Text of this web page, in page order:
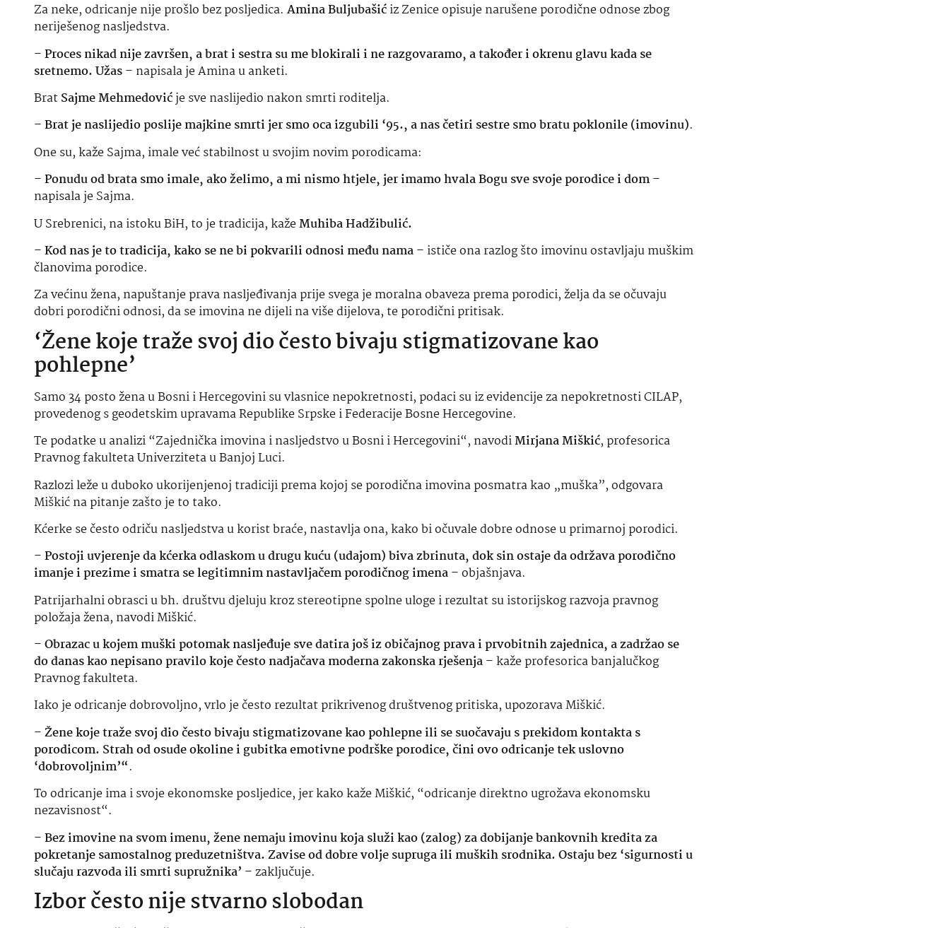
Za neke, odricanje nije prošlo bez posljedica. Amina Buljubašićiz Zenice opisuje narušene porodične odnose zbog
neriješenog nasljedstva.
–Proces nikad nije završen, a brat i sestra su me blokirali i ne razgovaramo, a također i okrenu glavu kada se
sretnemo. Užas– napisala je Amina u anketi.
BratSajme Mehmedovićje sve naslijedio nakon smrti roditelja.
–Brat je naslijedio poslije majkine smrti jer smo oca izgubili ‘95., a nas četiri sestre smo bratu poklonile (imovinu).
One su, kaže Sajma, imale već stabilnost u svojim novim porodicama:
–Ponudu od brata smo imale, ako želimo, a mi nismo htjele, jer imamo hvala Bogu sve svoje porodice i dom–
napisala je Sajma.
U Srebrenici, na istoku BiH, to je tradicija, kažeMuhiba Hadžibulić.
–Kod nas je to tradicija, kako se ne bi pokvarili odnosi među nama– ističe ona razlog što imovinu ostavljaju muškim
članovima porodice.
Za većinu žena, napuštanje prava nasljeđivanja prije svega je moralna obaveza prema porodici, želja da se očuvaju
dobri porodični odnosi, da se imovina ne dijeli na više dijelova, te porodični pritisak.
‘Žene koje traže svoj dio često bivaju stigmatizovane kao
pohlepne’
Samo 34 posto žena u Bosni i Hercegovini su vlasnice nepokretnosti, podaci su iz evidencije za nepokretnosti CILAP,
provedenog s geodetskim upravama Republike Srpske i Federacije Bosne Hercegovine.
Te podatke u analizi “Zajednička imovina i nasljedstvo u Bosni i Hercegovini“, navodiMirjana Miškić, profesorica
Pravnog fakulteta Univerziteta u Banjoj Luci.
Razlozi leže u duboko ukorijenjenoj tradiciji prema kojoj se porodična imovina posmatra kao „muška”, odgovara
Miškić na pitanje zašto je to tako.
Kćerke se često odriču nasljedstva u korist braće, nastavlja ona, kako bi očuvale dobre odnose u primarnoj porodici.
–Postoji uvjerenje da kćerka odlaskom u drugu kuću (udajom) biva zbrinuta, dok sin ostaje da održava porodično
imanje i prezime i smatra se legitimnim nastavljačem porodičnog imena– objašnjava.
Patrijarhalni obrasci u bh. društvu djeluju kroz stereotipne spolne uloge i rezultat su istorijskog razvoja pravnog
položaja žena, navodi Miškić.
–Obrazac u kojem muški potomak nasljeđuje sve datira još iz običajnog prava i prvobitnih zajednica, a zadržao se
do danas kao nepisano pravilo koje često nadjačava moderna zakonska rješenja– kaže profesorica banjalučkog
Pravnog fakulteta.
Iako je odricanje dobrovoljno, vrlo je često rezultat prikrivenog društvenog pritiska, upozorava Miškić.
–Žene koje traže svoj dio često bivaju stigmatizovane kao pohlepne ili se suočavaju s prekidom kontakta s
porodicom. Strah od osude okoline i gubitka emotivne podrške porodice, čini ovo odricanje tek uslovno
‘dobrovoljnim’“.
To odricanje ima i svoje ekonomske posljedice, jer kako kaže Miškić, “odricanje direktno ugrožava ekonomsku
nezavisnost“.
–Bez imovine na svom imenu, žene nemaju imovinu koja služi kao (zalog) za dobijanje bankovnih kredita za
pokretanje samostalnog preduzetništva. Zavise od dobre volje supruga ili muških srodnika. Ostaju bez ‘sigurnosti u
slučaju razvoda ili smrti supružnika’ – zaključuje.
Izbor često nije stvarno slobodan